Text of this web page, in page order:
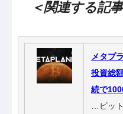
＜関連する記
メタプ
投資総
続で
…ビッ